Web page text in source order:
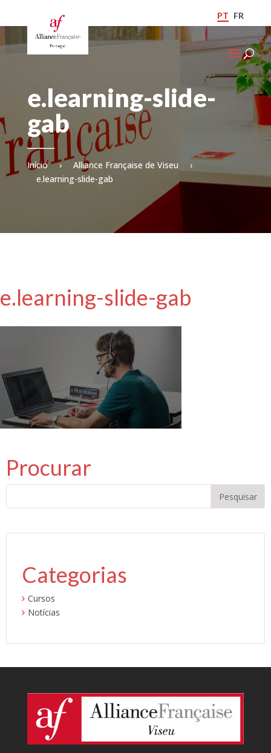
PT FR
e.learning-slide-
gab
Início › Alliance Française de Viseu
›
e.learning-slide-gab
e.learning-slide-gab
Procurar
Categorias
Cursos
Notícias